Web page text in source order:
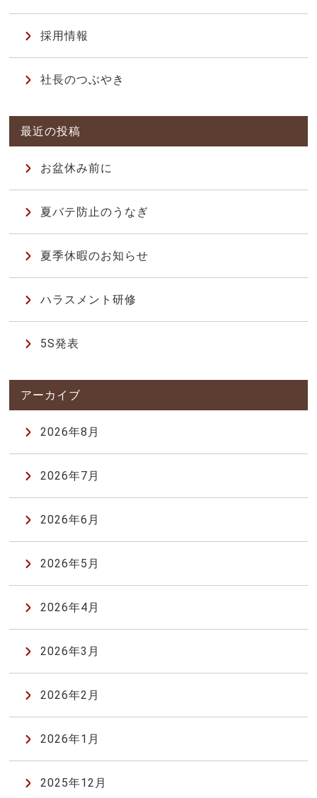
採用情報
社長のつぶやき
お盆休み前に
夏バテ防止のうなぎ
夏季休暇のお知らせ
ハラスメント研修
5S発表
2026年8月
2026年7月
2026年6月
2026年5月
2026年4月
2026年3月
2026年2月
2026年1月
2025年12月